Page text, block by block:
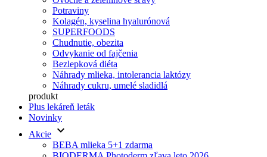
Potraviny
Kolagén, kyselina hyalurónová
SUPERFOODS
Chudnutie, obezita
Odvykanie od fajčenia
Bezlepková diéta
Náhrady mlieka, intolerancia laktózy
Náhrady cukru, umelé sladidlá
produkt
Plus lekáreň leták
Novinky
Akcie keyboard_arrow_down
BEBA mlieka 5+1 zdarma